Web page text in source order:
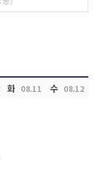
화 08.11 수 08.12